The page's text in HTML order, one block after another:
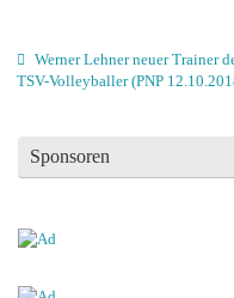
Werner Lehner neuer Trainer
TSV-Volleyballer (PNP
Sponsoren